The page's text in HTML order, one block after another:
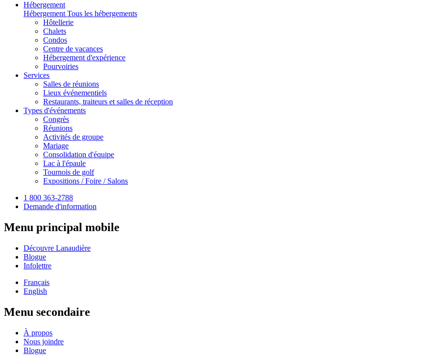
Hébergement
Hébergement Tous les hébergements
Hôtellerie
Chalets
Condos
Centre de vacances
Hébergement d'expérience
Pourvoiries
Services
Salles de réunions
Lieux événementiels
Restaurants, traiteurs et salles de réception
Types d'événements
Congrès
Réunions
Activités de groupe
Mariage
Consolidation d'équipe
Lac à l'épaule
Tournois de golf
Expositions / Foire / Salons
1 800 363-2788
Demande d'information
Menu principal mobile
Découvre Lanaudière
Blogue
Infolettre
Français
English
Menu secondaire
À propos
Nous joindre
Blogue